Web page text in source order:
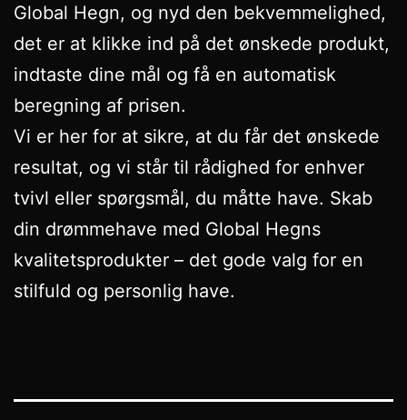
Global Hegn, og nyd den bekvemmelighed,
det er at klikke ind på det ønskede produkt,
indtaste dine mål og få en automatisk
beregning af prisen.
Vi er her for at sikre, at du får det ønskede
resultat, og vi står til rådighed for enhver
tvivl eller spørgsmål, du måtte have. Skab
din drømmehave med Global Hegns
kvalitetsprodukter – det gode valg for en
stilfuld og personlig have.